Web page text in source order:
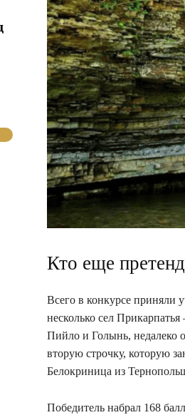
Кто еще
Всего в конкурсе приняли
несколько сел
Пийло и Голынь, недалеко
вторую строчку, которую
Белокриница из
Победитель набрал 168